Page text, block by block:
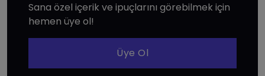
Sana özel içerik ve ipuçlarını görebilmek için
hemen üye ol!
Üye Ol